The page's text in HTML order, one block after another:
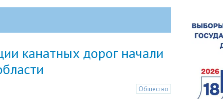
канатных дорог начали
Общество